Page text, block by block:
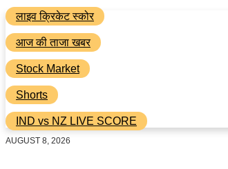
लाइव क्रिकेट स्कोर
आज की ताजा खबर
Stock Market
Shorts
IND vs NZ LIVE SCORE
AUGUST 8, 2026